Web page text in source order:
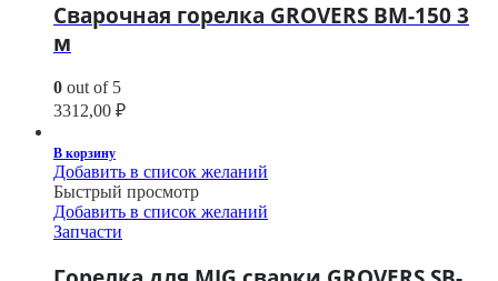
Сварочная горелка GROVERS BM-150 3
м
0 out of 5
3312,00 ₽
В корзину
Добавить в список желаний
Быстрый просмотр
Добавить в список желаний
Запчасти